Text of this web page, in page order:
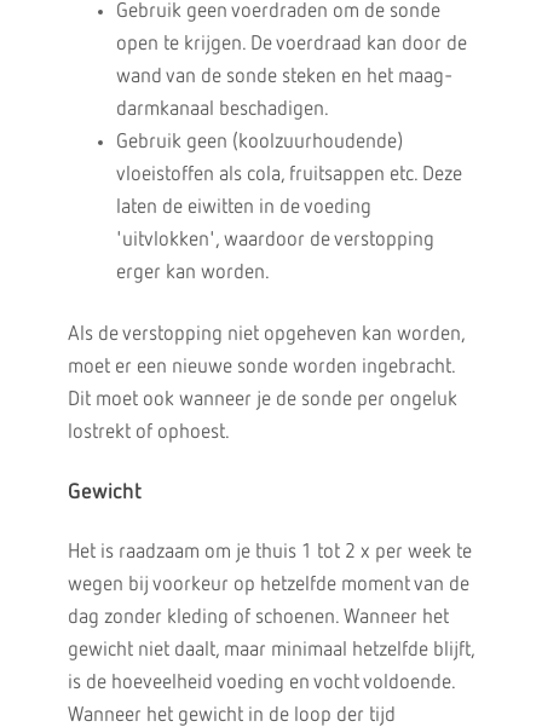
Gebruik geen voerdraden om de sonde
open te krijgen. De voerdraad kan door de
wand van de sonde steken en het maag-
darmkanaal beschadigen.
Gebruik geen (koolzuurhoudende)
vloeistoffen als cola, fruitsappen etc. Deze
laten de eiwitten in de voeding
'uitvlokken', waardoor de verstopping
erger kan worden.
Als de verstopping niet opgeheven kan worden,
moet er een nieuwe sonde worden ingebracht.
Dit moet ook wanneer je de sonde per ongeluk
lostrekt of ophoest.
Gewicht
Het is raadzaam om je thuis 1 tot 2 x per week te
wegen bij voorkeur op hetzelfde moment van de
dag zonder kleding of schoenen. Wanneer het
gewicht niet daalt, maar minimaal hetzelfde blijft,
is de hoeveelheid voeding en vocht voldoende.
Wanneer het gewicht in de loop der tijd